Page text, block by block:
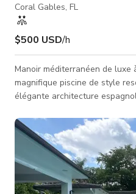
Coral Gables, FL
$500 USD/h
Manoir méditerranéen de luxe
magnifique piscine de style
élégante architecture
intérieurs et extérieurs.
publicités, les productions
campagnes de mode et les clips
propre et esthétique de Miami
demandé pour : Séance